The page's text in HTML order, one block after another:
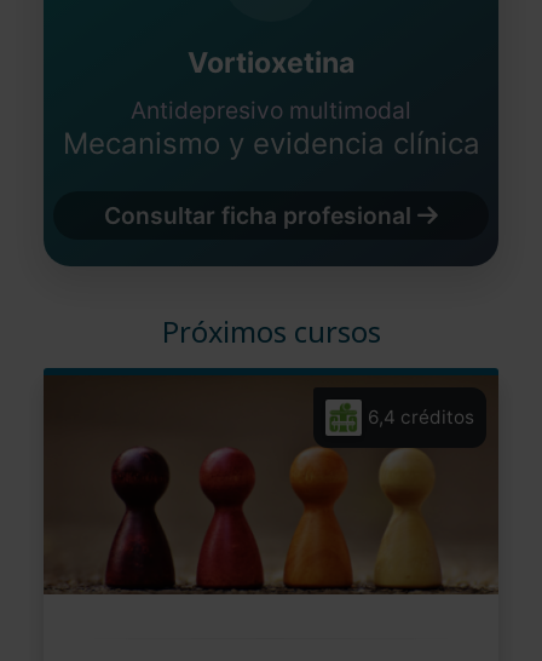
Vortioxetina
Antidepresivo multimodal
Mecanismo y evidencia clínica
Consultar ficha profesional
Próximos cursos
6,4 créditos